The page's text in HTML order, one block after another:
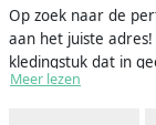
Op zoek naar de
aan het juiste
kledingstuk dat in
zowel een stijlvolle
Meer lezen